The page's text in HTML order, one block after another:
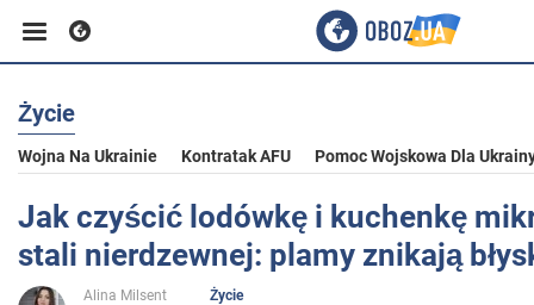
Biznes
Sport
Rozrywka
Życie
Wojna Na Ukrainie Kontratak AFU Pomoc Wojskowa Dla
Jak czyścić lodówkę i kuchenkę
stali nierdzewnej: plamy znikają
Alina Milsent
Życie